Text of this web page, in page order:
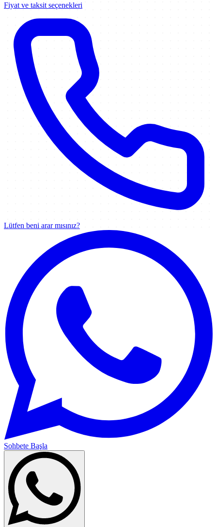
Fiyat ve taksit seçenekleri
Lütfen beni arar mısınız?
Sohbete Başla